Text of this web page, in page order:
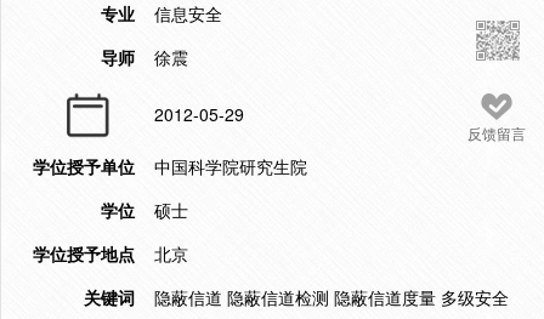
反馈留言
专业
信息安全
导师
徐震
2012-05-29
学位授予单位
中国科学院研究生院
学位
硕士
学位授予地点
北京
关键词
隐蔽信道 隐蔽信道检测 隐蔽信道度量 多级安全